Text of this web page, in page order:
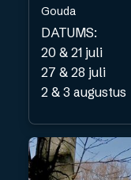
Gouda
DATUMS:
20 & 21 juli
27 & 28 juli
2 & 3 augustus